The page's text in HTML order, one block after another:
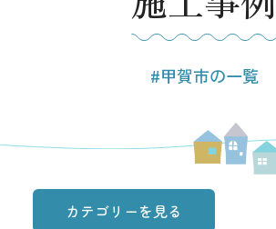
#甲賀市の一覧
カテゴリーを見る